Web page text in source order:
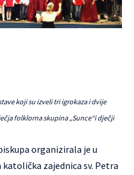
koji su izveli tri igrokaza i dvije
folklorna skupina „Sunce“i dječji
organizirala je u
zajednica sv. Petra